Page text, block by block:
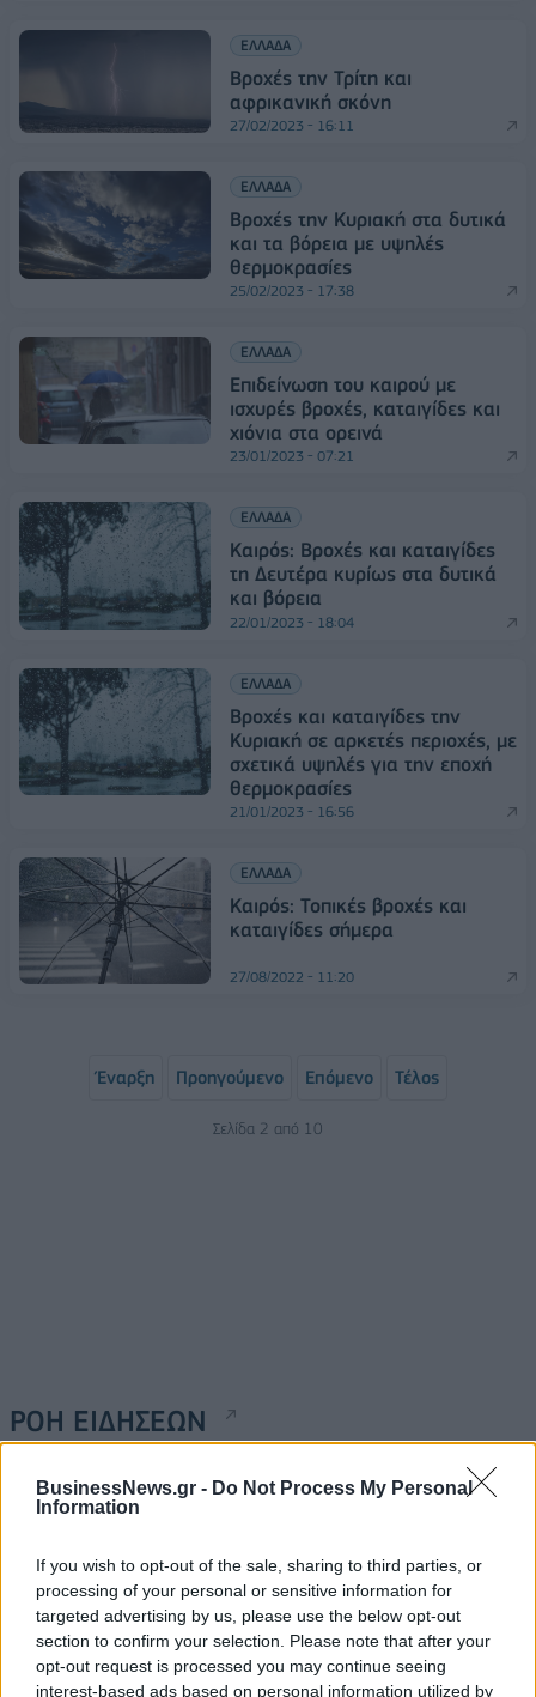
BusinessNews.gr - Do Not Process My Personal
Information
If you wish to opt-out of the sale, sharing to third parties, or
processing of your personal or sensitive information for
targeted advertising by us, please use the below opt-out
section to confirm your selection. Please note that after your
opt-out request is processed you may continue seeing
interest-based ads based on personal information utilized by
ΕΛΛΑΔΑ
Βροχές την Τρίτη και
αφρικανική σκόνη
27/02/2023 - 16:11
ΕΛΛΑΔΑ
Βροχές την Κυριακή στα δυτικά
και τα βόρεια με υψηλές
θερμοκρασίες
25/02/2023 - 17:38
ΕΛΛΑΔΑ
Еπιδείνωση του καιρού με
ισχυρές βροχές, καταιγίδες και
χιόνια στα ορεινά
23/01/2023 - 07:21
ΕΛΛΑΔΑ
Καιρός: Βροχές και καταιγίδες
τη Δευτέρα κυρίως στα δυτικά
και βόρεια
22/01/2023 - 18:04
ΕΛΛΑΔΑ
Βροχές και καταιγίδες την
Κυριακή σε αρκετές περιοχές, με
σχετικά υψηλές για την εποχή
θερμοκρασίες
21/01/2023 - 16:56
ΕΛΛΑΔΑ
Καιρός: Τοπικές βροχές και
καταιγίδες σήμερα
27/08/2022 - 11:20
Έναρξη Προηγούμενο Επόμενο Τέλος
Σελίδα 2 από 10
ΡΟΗ ΕΙΔΗΣΕΩΝ
Κορυφώνεται η έξοδος του Αυγούστου – Πάνω από
08/08/2026 - 14:30
Δυτική Αττική: Η επόμενη ημέρα μετά τις πυρκαγιές
– Τα έργα Antinero και η «μάχη» πριν από τις
βροχές